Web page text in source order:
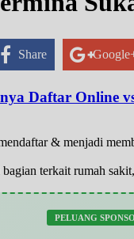
Share
Daftar Online
& menjadi
terkait rumah
PELUANG